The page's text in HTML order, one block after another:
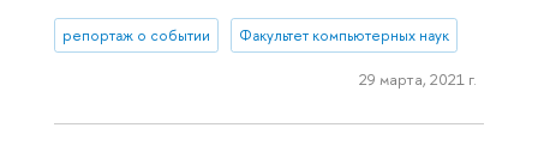
репортаж о событии Факультет компьютерных наук
29 марта, 2021 г.